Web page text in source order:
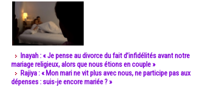
Inayah : « Je pense au divorce du fait d’infidélités avant notre
mariage religieux, alors que nous étions en couple »
Rajiya : « Mon mari ne vit plus avec nous, ne participe pas aux
dépenses : suis-je encore mariée ? »